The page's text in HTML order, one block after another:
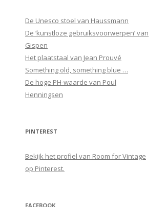
De Unesco stoel van Haussmann
De ‘kunstloze gebruiksvoorwerpen’ van
Gispen
Het plaatstaal van Jean Prouvé
Something old, something blue …
De hoge PH-waarde van Poul
Henningsen
PINTEREST
Bekijk het profiel van Room for Vintage
op Pinterest.
FACEBOOK